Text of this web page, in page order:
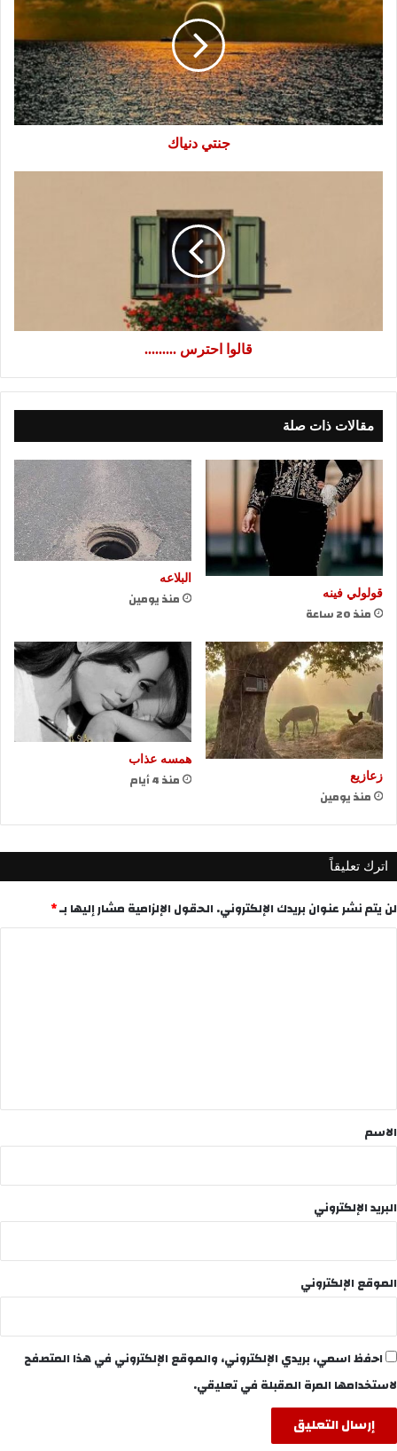
جنتي دنياك
قالوا احترس .........
مقالات ذات صلة
قولولي فينه
منذ 20 ساعة
البلاعه
منذ يومين
زعازيع
منذ يومين
همسه عذاب
منذ 4 أيام
اترك تعليقاً
لن يتم نشر عنوان بريدك الإلكتروني. الحقول الإلزامية مشار إليها بـ*
*
الاسم
البريد الإلكتروني
الموقع الإلكتروني
احفظ اسمي، بريدي الإلكتروني، والموقع الإلكتروني في هذا المتصفح
لاستخدامها المرة المقبلة في تعليقي.